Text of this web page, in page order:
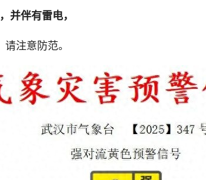
并伴有雷电，
注意防范。